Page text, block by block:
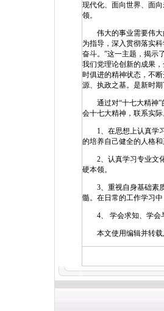
现代化、面向世界、面
领。
伟大的事业需要伟大的
为指导，深入贯彻落实
奋斗。”这一主题，揭示
我们党理论创新的成果
时俱进的精神状态，不
源、执政之基。是新时
通过对“十七大精神”
会十七大精神，联系实际
1、在思想上认真学习
的培养自己健全的人格
2、认真学习专业文化
硬本领。
3、重视自身基础素质
髓。在日常的工作学习
4、 学会求知、学会与
本文使用编辑并转载,